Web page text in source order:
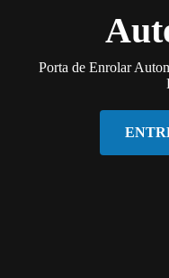
Porta de Enrolar